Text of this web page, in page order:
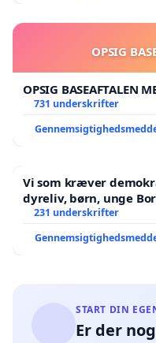
OPSIG
OPSIG BASEAFTALEN
731 underskrifter
Vi som kræver demokrati
dyreliv, børn, unge
Der er
231 underskrifter
START DIN
Er der